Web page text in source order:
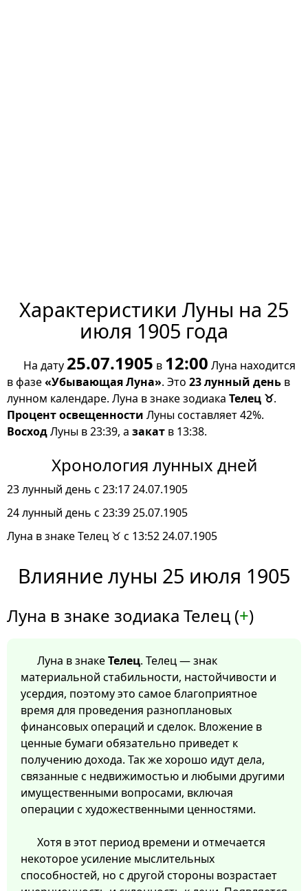
Характеристики Луны на 25
июля 1905 года
На дату 25.07.1905 в 12:00 Луна находится
в фазе«Убывающая Луна». Это 23 лунный день в
лунном календаре. Луна в знаке зодиака Телец ♉.
Процент освещенности Луны составляет 42%.
ВосходЛуны в 23:39, а закат в 13:38.
Хронология лунных дней
23 лунный день с 23:17 24.07.1905
24 лунный день с 23:39 25.07.1905
Луна в знаке Телец ♉ с 13:52 24.07.1905
Влияние луны 25 июля 1905
Луна в знаке зодиака Телец (+)
Луна в знакеТелец. Телец — знак
материальной стабильности, настойчивости и
усердия, поэтому это самое благоприятное
время для проведения разноплановых
финансовых операций и сделок. Вложение в
ценные бумаги обязательно приведет к
получению дохода. Так же хорошо идут дела,
связанные с недвижимостью и любыми другими
имущественными вопросами, включая
операции с художественными ценностями.
Хотя в этот период времени и отмечается
некоторое усиление мыслительных
способностей, но с другой стороны возрастает